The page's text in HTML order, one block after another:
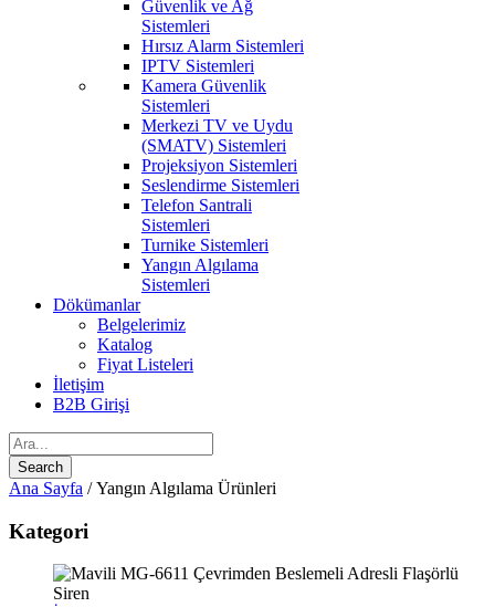
Güvenlik ve Ağ
Sistemleri
Hırsız Alarm Sistemleri
IPTV Sistemleri
Kamera Güvenlik
Sistemleri
Merkezi TV ve Uydu
(SMATV) Sistemleri
Projeksiyon Sistemleri
Seslendirme Sistemleri
Telefon Santrali
Sistemleri
Turnike Sistemleri
Yangın Algılama
Sistemleri
Dökümanlar
Belgelerimiz
Katalog
Fiyat Listeleri
İletişim
B2B Girişi
Ana Sayfa / Yangın Algılama Ürünleri
Kategori